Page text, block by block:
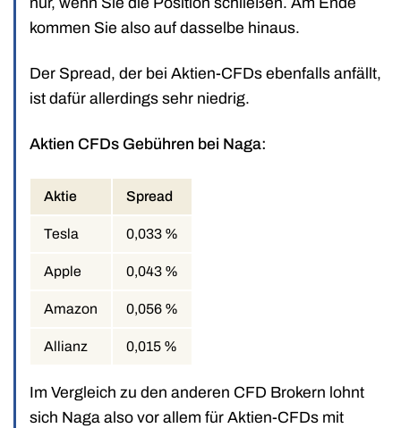
kommen Sie also auf dasselbe hinaus.
Der Spread, der bei Aktien-CFDs ebenfalls anfällt,
ist dafür allerdings sehr niedrig.
Aktien CFDs Gebühren bei Naga:
Aktie Spread
Tesla 0,033 %
Apple 0,043 %
Amazon 0,056 %
Allianz 0,015 %
Im Vergleich zu den anderen CFD Brokern lohnt
sich Naga also vor allem für Aktien-CFDs mit